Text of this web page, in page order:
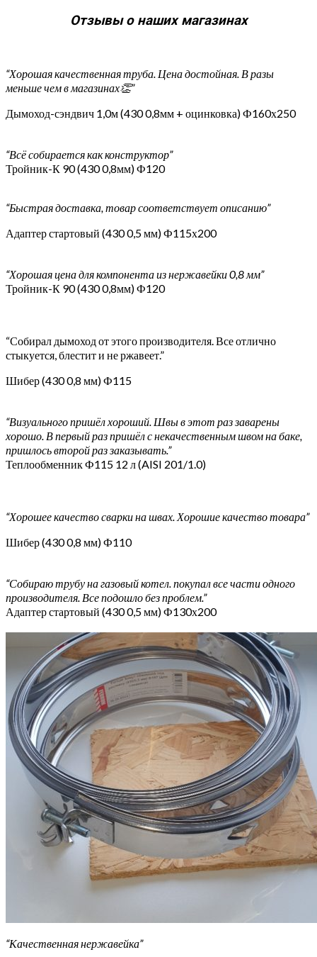
Отзывы о наших магазинах
“Хорошая качественная труба. Цена достойная. В разы
меньше чем в магазинах👏”
Дымоход-сэндвич 1,0м (430 0,8мм + оцинковка) Ф160х250
“Всё собирается как конструктор”
Тройник-К 90 (430 0,8мм) Ф120
“Быстрая доставка, товар соответствует описанию”
Адаптер стартовый (430 0,5 мм) Ф115х200
“Хорошая цена для компонента из нержавейки 0,8 мм”
Тройник-К 90 (430 0,8мм) Ф120
“Собирал дымоход от этого производителя. Все отлично
стыкуется, блестит и не ржавеет.”
Шибер (430 0,8 мм) Ф115
“Визуального пришёл хороший. Швы в этот раз заварены
хорошо. В первый раз пришёл с некачественным швом на баке,
пришлось второй раз заказывать.”
Теплообменник Ф115 12 л (AISI 201/1.0)
“Хорошее качество сварки на швах. Хорошие качество товара”
Шибер (430 0,8 мм) Ф110
“Собираю трубу на газовый котел. покупал все части одного
производителя. Все подошло без проблем.”
Адаптер стартовый (430 0,5 мм) Ф130х200
“Качественная нержавейка”